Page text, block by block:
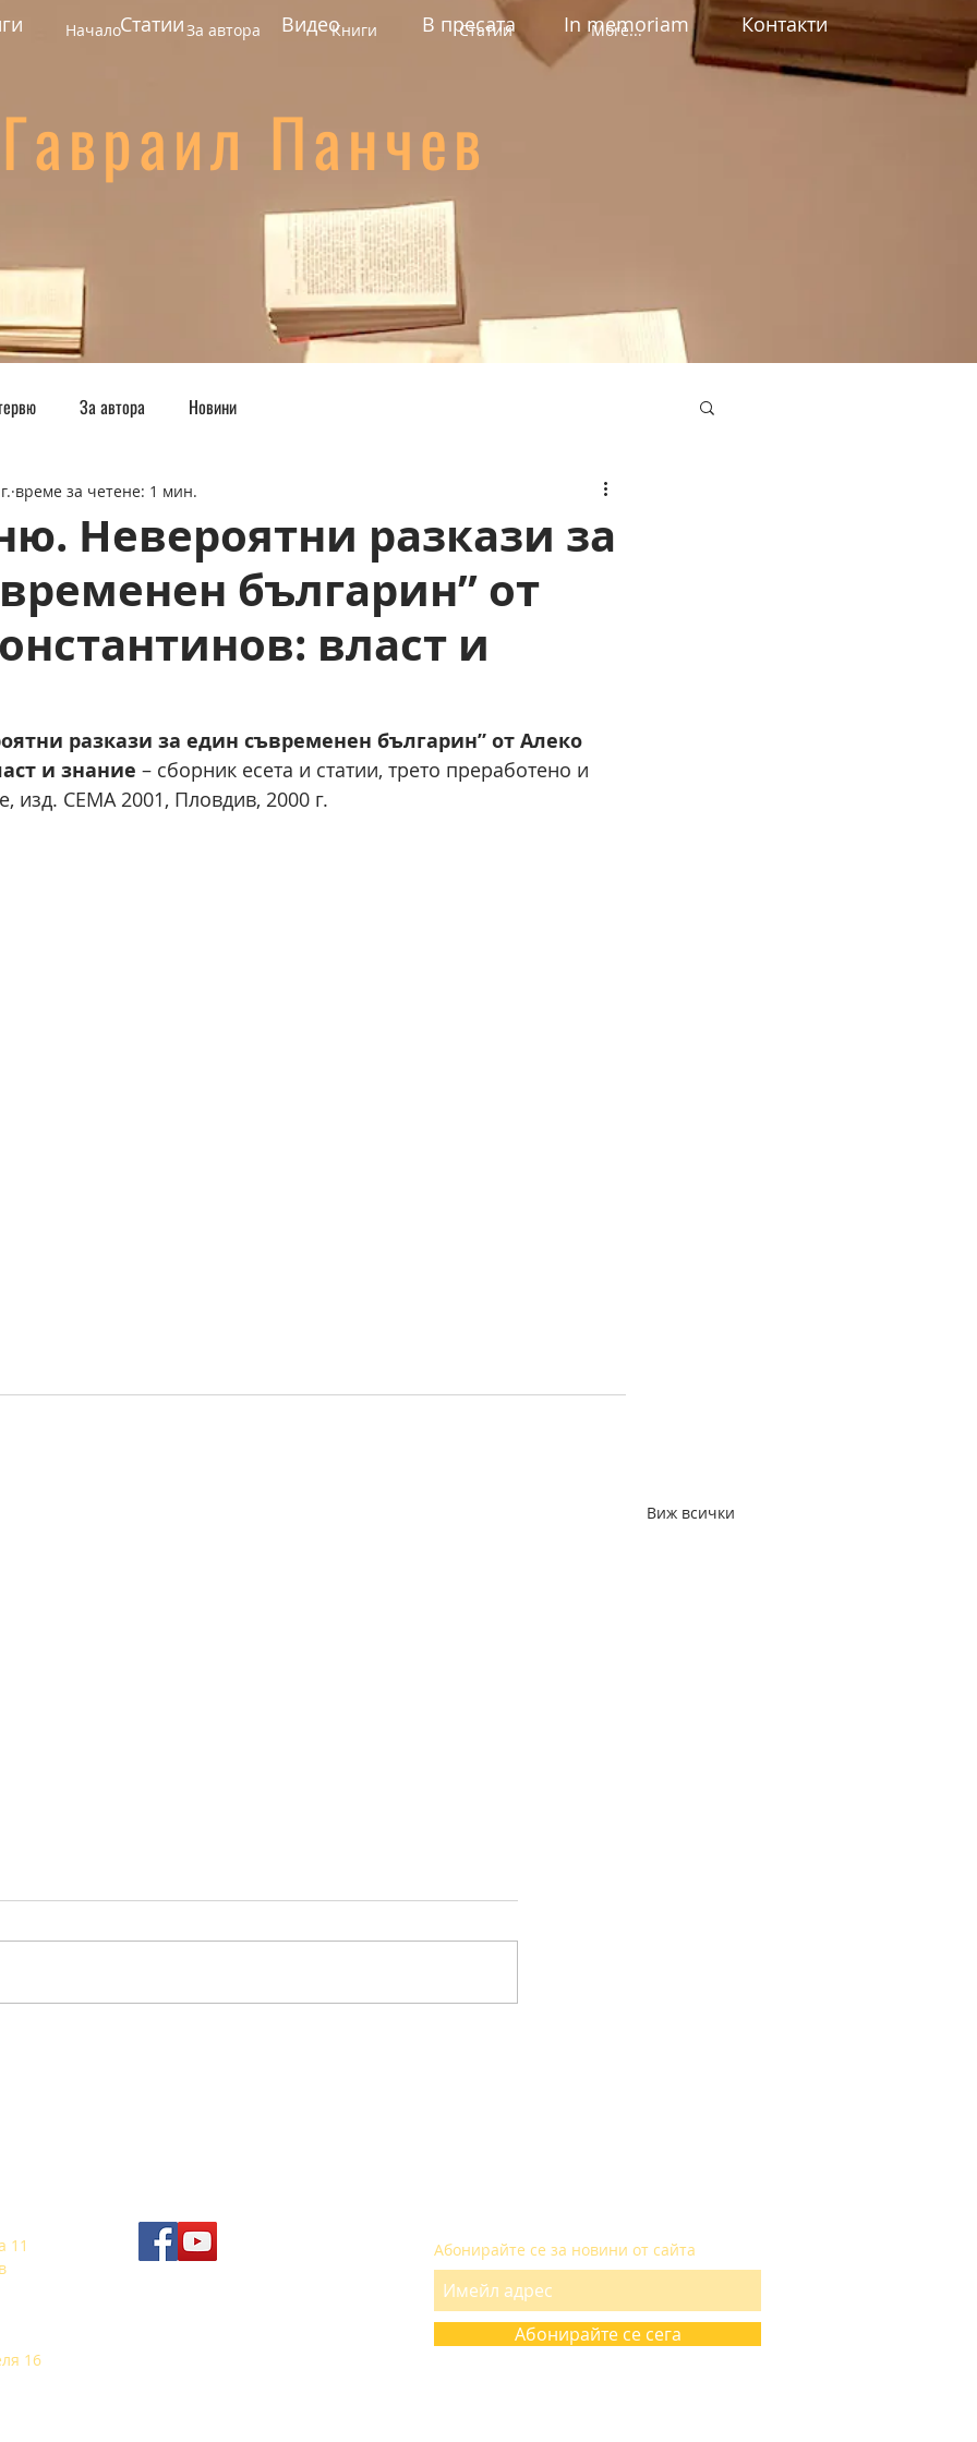
Начало За автора Книги Статии More...
Гавраил Панчев
За автора Новини
Невероятни разкази за
българин” от
власт и
време за четене: 1 мин.
разкази за един съвременен българин” от Алеко
и знание – сборник есета и статии, трето преработено и
изд. СЕМА 2001, Пловдив, 2000 г.
Виж всички
Статии Видео В пресата In memoriam Контакти
11
16
Абонирайте се за новини от сайта
Абонирайте се сега